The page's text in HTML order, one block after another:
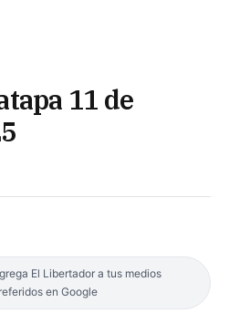
11 de
El Libertador a tus medios
en Google